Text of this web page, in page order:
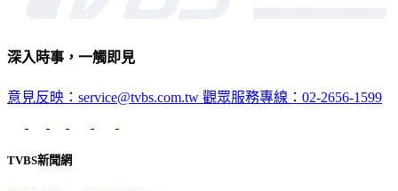
深入時事，一觸即見
意見反映：service@tvbs.com.tw 觀眾服務專線：02-2656-1599
TVBS新聞網